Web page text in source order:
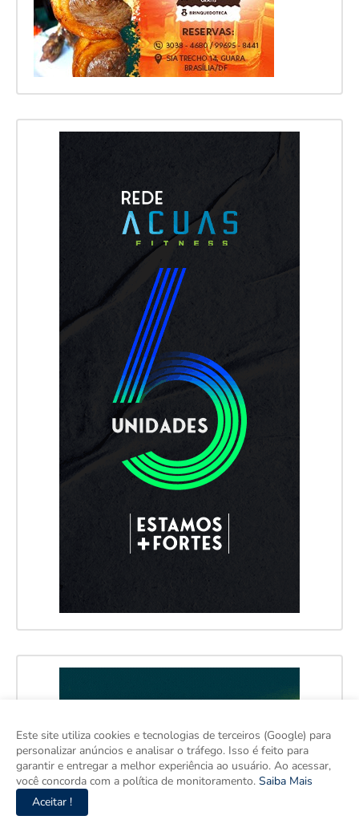
Este site utiliza cookies e tecnologias de terceiros (Google) para
personalizar anúncios e analisar o tráfego. Isso é feito para
garantir e entregar a melhor experiência ao usuário. Ao acessar,
você concorda com a política de monitoramento. Saiba Mais
Aceitar !